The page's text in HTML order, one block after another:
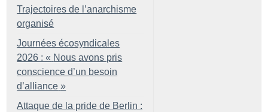
Trajectoires de l’anarchisme
organisé
Journées écosyndicales
2026 : « Nous avons pris
conscience d’un besoin
d’alliance »
Attaque de la pride de Berlin :